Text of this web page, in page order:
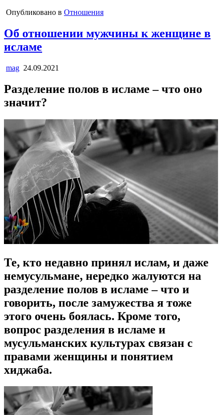
Опубликовано в Отношения
Об отношении мужчины к женщине в
исламе
mag 24.09.2021
Разделение полов в исламе – что оно
значит?
Те, кто недавно принял ислам, и даже
немусульмане, нередко жалуются на
разделение полов в исламе – что и
говорить, после замужества я тоже
этого очень боялась. Кроме того,
вопрос разделения в исламе и
мусульманских культурах связан с
правами женщины и понятием
хиджаба.